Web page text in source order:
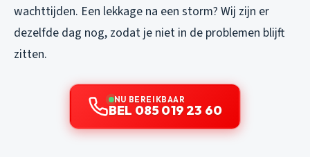
wachttijden. Een lekkage na een storm? Wij zijn er
dezelfde dag nog, zodat je niet in de problemen blijft
zitten.
NU BEREIKBAAR
BEL 085 019 23 60